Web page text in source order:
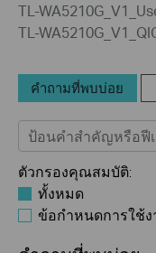
TL-
TL-
คำถามที่พบบ่อย
ตัวกรองคุณสมบัติ:
ทั้งหมด
ข้อกำหนดการใช้ง